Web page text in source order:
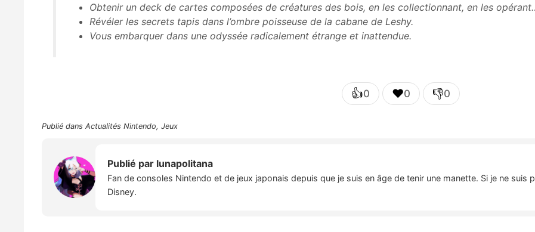
Obtenir un deck de cartes composées de créatures des bois, en les collectionnant, en les
Révéler les secrets tapis dans l’ombre poisseuse de la cabane de Leshy.
Vous embarquer dans une odyssée radicalement étrange et inattendue.
👍0 ❤️0 👎0
Publié dans Actualités Nintendo, Jeux
Publié par lunapolitana
Fan de consoles Nintendo et de jeux japonais depuis que je suis en âge de tenir une manette. Si je ne
Disney.